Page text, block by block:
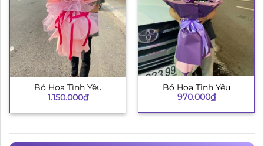
Bó Hoa Tình Yêu
1.150.000₫
Bó Hoa Tình Yêu
970.000₫